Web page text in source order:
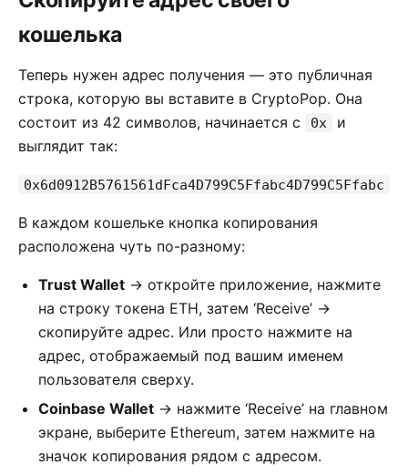
кошелька
Теперь нужен адрес получения — это публичная
строка, которую вы вставите в CryptoPop. Она
состоит из 42 символов, начинается с
0x
и
выглядит так:
0x6d0912B5761561dFca4D799C5Ffabc4D799C5Ffabc
В каждом кошельке кнопка копирования
расположена чуть по-разному:
Trust Wallet → откройте приложение, нажмите
на строку токена ETH, затем ‘Receive’ →
скопируйте адрес. Или просто нажмите на
адрес, отображаемый под вашим именем
пользователя сверху.
Coinbase Wallet → нажмите ‘Receive’ на главном
экране, выберите Ethereum, затем нажмите на
значок копирования рядом с адресом.